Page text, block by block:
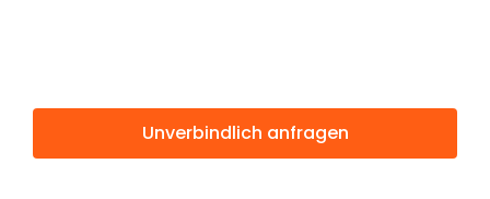
Unverbindlich anfragen